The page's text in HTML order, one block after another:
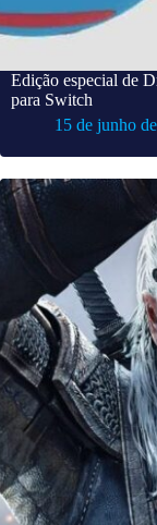
Edição especial de
para Switch
15 de junho